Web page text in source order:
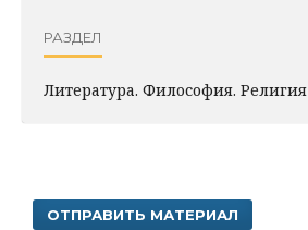
РАЗДЕЛ
Литература. Философия. Pелигия
ОТПРАВИТЬ МАТЕРИАЛ